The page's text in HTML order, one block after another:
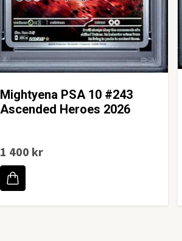
Mightyena PSA 10 #243
Ascended Heroes 2026
1 400 kr